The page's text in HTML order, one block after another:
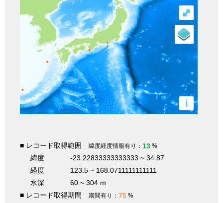
i
⤢
■ レコード取得範囲 緯度経度情報有り： 13 %
緯度
-23.22833333333333 ~ 34.87
経度
123.5 ~ 168.0711111111111
水深
60 ~ 304 m
■ レコード取得期間
期間有り： 75 %